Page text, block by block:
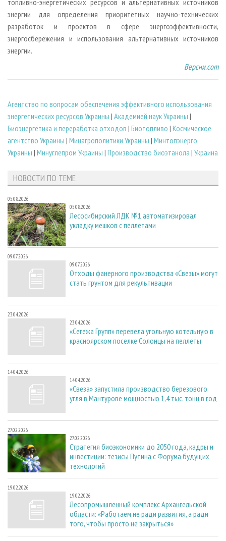
энергии для определения приоритетных научно-технических
разработок и проектов в сфере энергоэффективности,
энергосбережения и использования альтернативных источников
энергии.
Версии.com
Агентство по вопросам обеспечения эффективного использования
энергетических ресурсов Украины | Академией наук Украины |
Биoэнергетика и переработка отходов | Биотопливо | Космическое
агентство Украины | Минагрополитики Украины | Минтопэнерго
Украины | Минуглепром Украины | Производство биоэтанола | Украина
НОВОСТИ ПО ТЕМЕ
05.08.2026
05.08.2026
Лесосибирский ЛДК №1 автоматизировал
укладку мешков с пеллетами
09.07.2026
09.07.2026
Отходы фанерного производства «Свезы» могут
стать грунтом для рекультивации
23.04.2026
23.04.2026
«Сегежа Групп» перевела угольную котельную в
красноярском поселке Солонцы на пеллеты
14.04.2026
14.04.2026
«Свеза» запустила производство березового
угля в Мантурове мощностью 1,4 тыс. тонн в год
27.02.2026
27.02.2026
Стратегия биоэкономики до 2050 года, кадры и
инвестиции: тезисы Путина с Форума будущих
технологий
19.02.2026
19.02.2026
Лесопромышленный комплекс Архангельской
области: «Работаем не ради развития, а ради
того, чтобы просто не закрыться»